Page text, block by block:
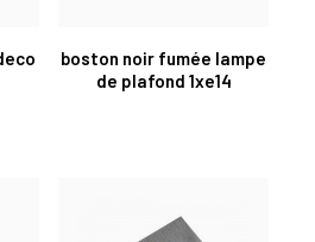
boston noir fumée lampe
de plafond 1xe14